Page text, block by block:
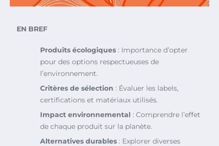
EN BREF
Produits écologiques : Importance d’opter
pour des options respectueuses de
l’environnement.
Critères de sélection : Évaluer les labels,
certifications et matériaux utilisés.
Impact environnemental : Comprendre l’effet
de chaque produit sur la planète.
Alternatives durables : Explorer diverses